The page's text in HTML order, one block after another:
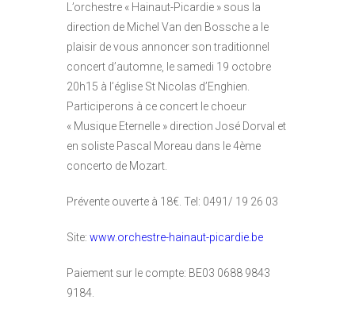
L’orchestre « Hainaut-Picardie » sous la
direction de Michel Van den Bossche a le
plaisir de vous annoncer son traditionnel
concert d’automne, le samedi 19 octobre
20h15 à l’église St Nicolas d’Enghien.
Participerons à ce concert le choeur
« Musique Eternelle » direction José Dorval et
en soliste Pascal Moreau dans le 4ème
concerto de Mozart.
Prévente ouverte à 18€. Tel: 0491/ 19 26 03
Site: www.orchestre-hainaut-picardie.be
Paiement sur le compte: BE03 0688 9843
9184.